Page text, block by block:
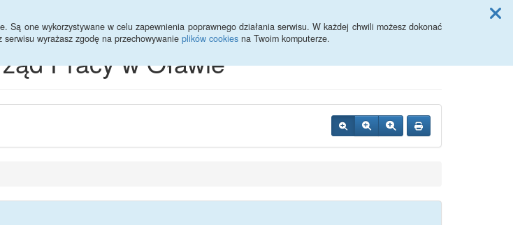
one wykorzystywane w celu zapewnienia poprawnego działania serwisu. W każdej chwili możesz dokonać
wyrażasz zgodę na przechowywanie plików cookies na Twoim komputerze.
Pracy w Oławie